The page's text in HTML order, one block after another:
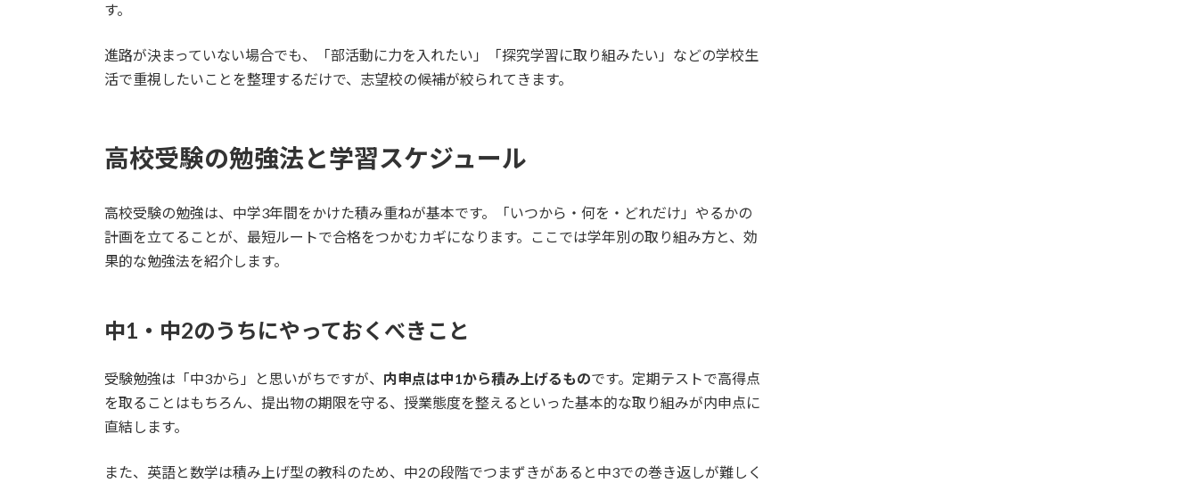
す。
進路が決まっていない場合でも、「部活動に力を入れたい」「探究学習に取り組みたい」などの学校生
活で重視したいことを整理するだけで、志望校の候補が絞られてきます。
高校受験の勉強法と学習スケジュール
高校受験の勉強は、中学3年間をかけた積み重ねが基本です。「いつから・何を・どれだけ」やるかの
計画を立てることが、最短ルートで合格をつかむカギになります。ここでは学年別の取り組み方と、効
果的な勉強法を紹介します。
中1・中2のうちにやっておくべきこと
受験勉強は「中3から」と思いがちですが、 内申点は中1から積み上げるものです。定期テストで高得点
を取ることはもちろん、提出物の期限を守る、授業態度を整えるといった基本的な取り組みが内申点に
直結します。
また、英語と数学は積み上げ型の教科のため、中2の段階でつまずきがあると中3での巻き返しが難しく